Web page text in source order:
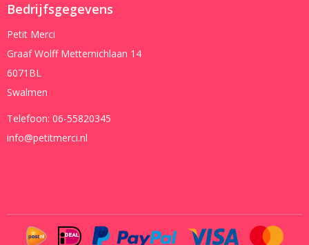
Bedrijfsgegevens
Petit Merci
Graaf Wolff Metternichlaan 14
6071BL
Swalmen
Telefoon: 06-55820345
info@petitmerci.nl